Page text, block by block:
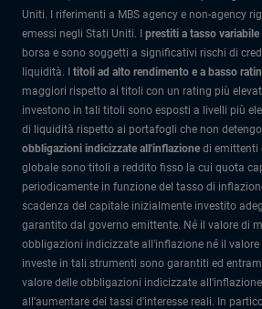
Uniti. I riferimenti a MBS agency e non-agency
emessi negli Stati Uniti. I prestiti a tasso variabile
borsa e sono soggetti a significativi rischi di
liquidità. I titoli ad alto rendimento e a basso
maggiori rispetto ai titoli con un rating più
investono in tali titoli sono esposti a livelli più
di liquidità rispetto ai portafogli che non
obbligazioni indicizzate all'inflazione di emittenti
globale sono titoli a reddito fisso la cui quota
periodicamente in funzione del tasso di
scadenza del capitale inizialmente investito
garantito dal governo emittente. Né il valore di
obbligazioni indicizzate all'inflazione né il
investe in tali strumenti sono garantiti ed
valore delle obbligazioni indicizzate
all'aumentare dei tassi d'interesse reali. In